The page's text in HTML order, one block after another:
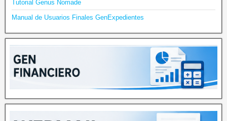
Tutorial Genus Nomade
Manual de Usuarios Finales GenExpedientes